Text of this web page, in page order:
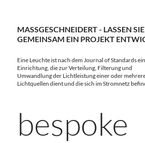
MASSGESCHNEIDERT - LASSEN SIE
EMEINSAM EIN PROJEKT
Eine Leuchte ist nach dem Journal of Standards
Einrichtung, die zur Verteilung, Filterung und
Umwandlung der Lichtleistung einer oder
Lichtquellen dient und die sich im Stromnetz
bespoke